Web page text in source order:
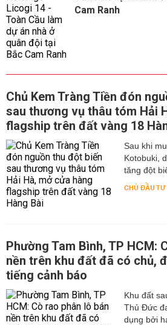
Cam Ranh
Chủ Kem Tràng Tiền đón
sau thương vụ thâu tóm Hải
flagship trên đất vàng 18
Sau khi
Kotobuki,
tăng đột
CHỦ ĐẦU TƯ
Phường Tam Bình, TP HCM:
nền trên khu đất đã có chủ,
tiếng cảnh báo
Khu đất
Thủ Đức
dụng bởi